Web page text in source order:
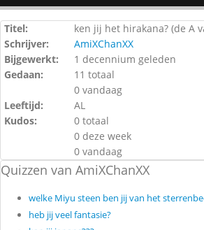
Titel:
ken jij het hirakana? (de A
Schrijver:
AmiXChanXX
Bijgewerkt:
1 decennium geleden
Gedaan:
11 totaal
0 vandaag
Leeftijd:
AL
Kudos:
0 totaal
0 deze week
0 vandaag
Quizzen van AmiXChanXX
welke Miyu steen ben jij van het
heb jij veel fantasie?